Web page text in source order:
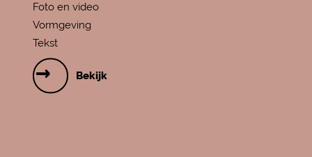
Foto en video
Vormgeving
Tekst
Bekijk